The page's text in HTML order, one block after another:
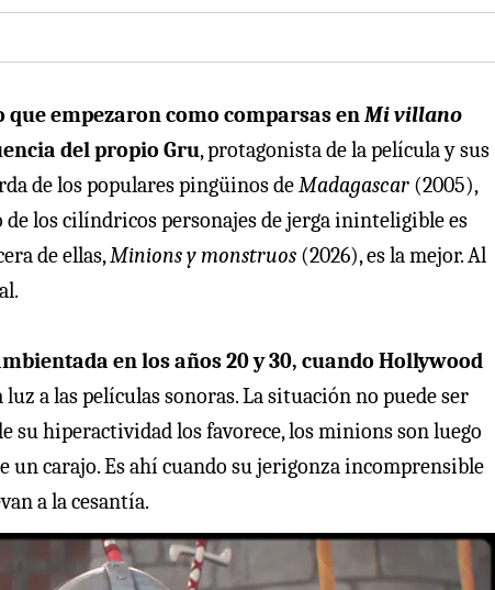
empezaron como comparsas enMi villano
del propio Gru, protagonista de la película y sus
de los populares pingüinos deMadagascar (2005),
los cilíndricos personajes de jerga ininteligible es
de ellas,Minions y monstruos (2026), es la mejor. Al
en los años 20 y 30, cuando Hollywood
a las películas sonoras. La situación no puede ser
hiperactividad los favorece, los minions son luego
un carajo. Es ahí cuando su jerigonza incomprensible
a la cesantía.